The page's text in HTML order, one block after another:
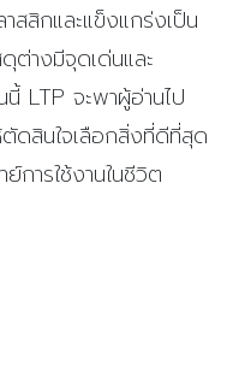
สสิกและแข็งแกร่งเป็น
างมีจุดเด่นและ
LTP จะพาผู้อ่านไป
ดสินใจเลือกสิ่งที่ดีที่สุด
การใช้งานในชีวิต